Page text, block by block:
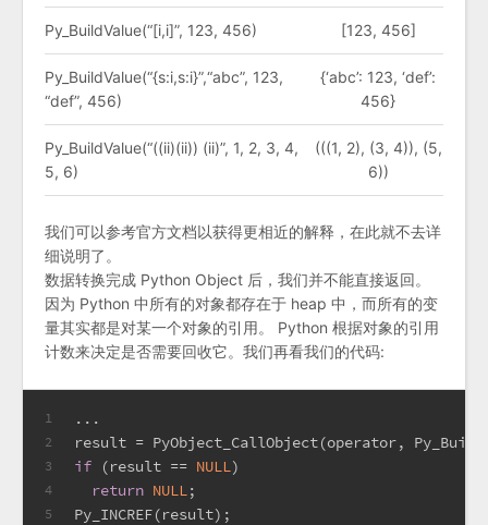
Py_BuildValue(“[i,i]”, 123, 456) [123, 456]
Py_BuildValue(“{s:i,s:i}”,“abc”, 123,
“def”, 456)
{‘abc’: 123, ‘def’:
456}
Py_BuildValue(“((ii)(ii)) (ii)”, 1, 2, 3, 4,
5, 6)
(((1, 2), (3, 4)), (5,
6))
我们可以参考官方文档以获得更相近的解释，在此就不去详
细说明了。
数据转换完成 Python Object 后，我们并不能直接返回。
因为 Python 中所有的对象都存在于 heap 中，而所有的变
量其实都是对某一个对象的引用。 Python 根据对象的引用
计数来决定是否需要回收它。我们再看我们的代码:
1
2
3
4
5
...
result = PyObject_CallObject(operator,
if (result == NULL)
return NULL;
Py_INCREF(result);